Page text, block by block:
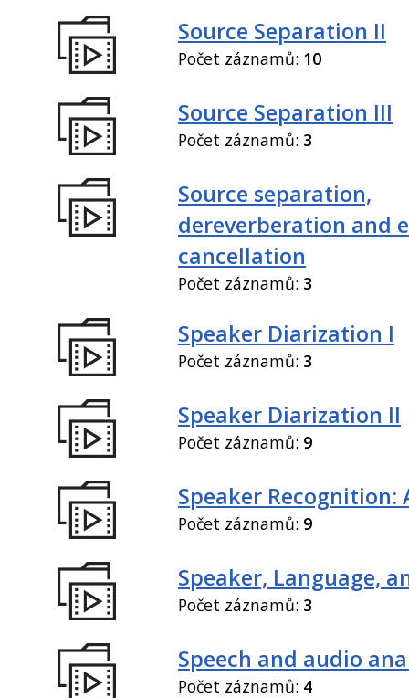
Source Separation II
Počet záznamů: 10
Source Separation III
Počet záznamů: 3
Source separation,
dereverberation and
cancellation
Počet záznamů: 3
Speaker Diarization I
Počet záznamů: 3
Speaker Diarization II
Počet záznamů: 9
Speaker Recognition:
Počet záznamů: 9
Speaker, Language,
Počet záznamů: 3
Speech and audio
Počet záznamů: 4